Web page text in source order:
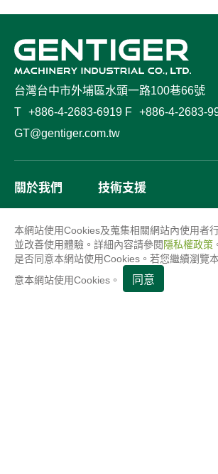
關於我們
品質管理
產品應用
技術支援
最新消息
台灣台中市外埔區水頭一路100巷66號
T +886-4-2683-6919 F +886-4-2683-
GT@gentiger.com.tw
本網站使用Cookies及蒐集相關網站內使用者
並改善使用體驗。詳細內容請參閱 隱私權政策
是否同意本網站使用Cookies。若您繼續瀏覽
意本網站使用Cookies。
同意